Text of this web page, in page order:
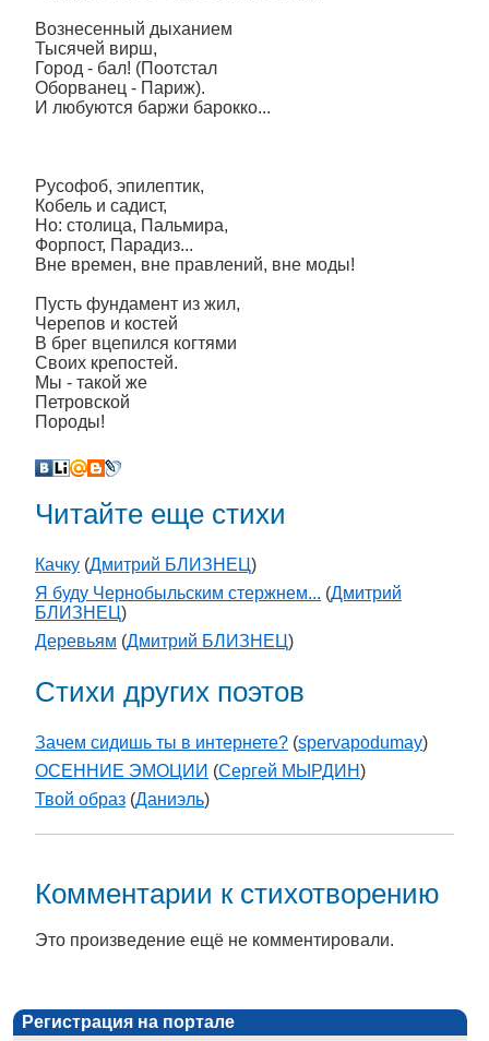
Вознесенный дыханием
Тысячей вирш,
Город - бал! (Поотстал
Оборванец - Париж).
И любуются баржи барокко...
Русофоб, эпилептик,
Кобель и садист,
Но: столица, Пальмира,
Форпост, Парадиз...
Вне времен, вне правлений, вне моды!
Пусть фундамент из жил,
Черепов и костей
В брег вцепился когтями
Своих крепостей.
Мы - такой же
Петровской
Породы!
Читайте еще стихи
Качку (Дмитрий БЛИЗНЕЦ)
Я буду Чернобыльским стержнем... (Дмитрий
БЛИЗНЕЦ)
Деревьям (Дмитрий БЛИЗНЕЦ)
Стихи других поэтов
Зачем сидишь ты в интернете? (spervapodumay)
ОСЕННИЕ ЭМОЦИИ (Сергей МЫРДИН)
Твой образ (Даниэль)
Комментарии к стихотворению
Это произведение ещё не комментировали.
Регистрация на портале